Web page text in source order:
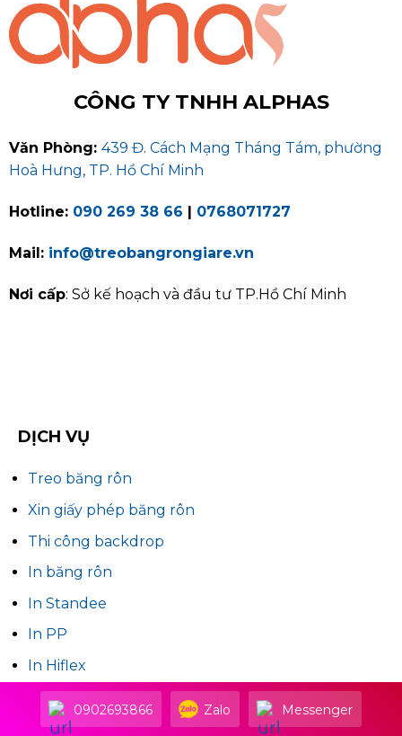
CÔNG TY TNHH ALPHAS
Văn Phòng: 439 Đ. Cách Mạng Tháng Tám, phường
Hoà Hưng, TP. Hồ Chí Minh
Hotline: 090 269 38 66 | 0768071727
Mail: info@treobangrongiare.vn
Nơi cấp: Sở kế hoạch và đầu tư TP.Hồ Chí Minh
DỊCH VỤ
Treo băng rôn
Xin giấy phép băng rôn
Thi công backdrop
In băng rôn
In Standee
In PP
In Hiflex
Dịch vụ in 3D
0902693866 Zalo Messenger